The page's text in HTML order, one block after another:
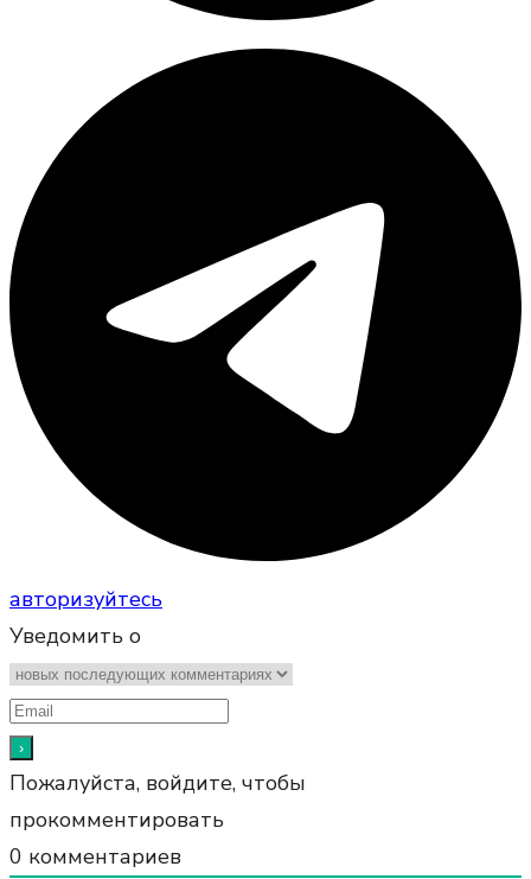
авторизуйтесь
Уведомить о
Пожалуйста, войдите, чтобы
прокомментировать
0 комментариев